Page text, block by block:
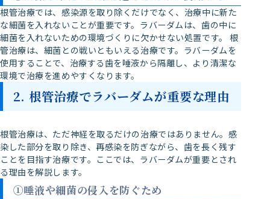
根管治療では、感染源を取り除くだけでなく、治療中に新た
な細菌を入れないことが重要です。ラバーダムは、歯の中に
細菌を入れないための環境づくりに欠かせない処置です。 根
管治療は、細菌との戦いともいえる治療です。ラバーダムを
使用することで、治療する歯を唾液から隔離し、より清潔な
環境で治療を進めやすくなります。
2. 根管治療でラバーダムが重要な理由
根管治療は、ただ神経を取るだけの治療ではありません。感
染した部分を取り除き、再感染を防ぎながら、歯を長く残す
ことを目指す治療です。ここでは、ラバーダムが重要とされ
る理由を解説します。
①唾液や細菌の侵入を防ぐため